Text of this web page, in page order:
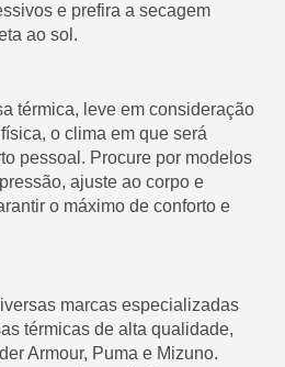
e prefira a secagem
ao sol.
térmica, leve em consideração
o clima em que será
pessoal. Procure por modelos
ajuste ao corpo e
o máximo de conforto e
marcas especializadas
térmicas de alta qualidade,
Armour, Puma e Mizuno.